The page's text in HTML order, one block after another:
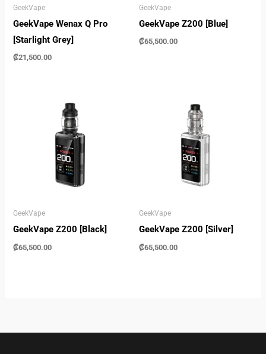
GeekVape
GeekVape Wenax Q Pro
[Starlight Grey]
₡21,500.00
GeekVape
GeekVape Z200 [Blue]
₡65,500.00
GeekVape
GeekVape Z200 [Black]
₡65,500.00
GeekVape
GeekVape Z200 [Silver]
₡65,500.00